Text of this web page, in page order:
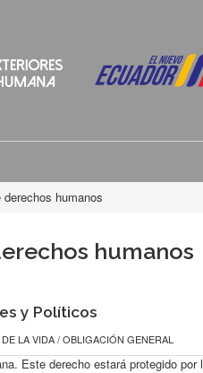
humanos
humanos
y Políticos
LA VIDA / OBLIGACIÓN GENERAL
Este derecho estará protegido